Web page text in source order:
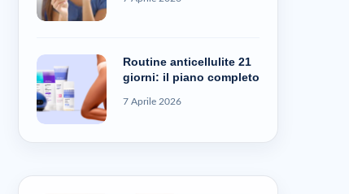
Routine anticellulite 21
giorni: il piano completo
7 Aprile 2026